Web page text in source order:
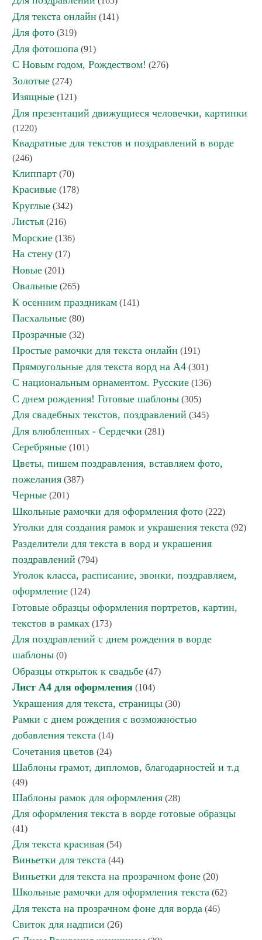
Для текста онлайн (141)
Для фото (319)
Для фотошопа (91)
С Новым годом, Рождеством! (276)
Золотые (274)
Изящные (121)
Для презентаций движущиеся человечки, картинки
(1220)
Квадратные для текстов и поздравлений в ворде
(246)
Клиппарт (70)
Красивые (178)
Круглые (342)
Листья (216)
Морские (136)
На стену (17)
Новые (201)
Овальные (265)
К осенним праздникам (141)
Пасхальные (80)
Прозрачные (32)
Простые рамочки для текста онлайн (191)
Прямоугольные для текста ворд на А4 (301)
С национальным орнаментом. Русские (136)
С днем рождения! Готовые шаблоны (305)
Для свадебных текстов, поздравлений (345)
Для влюбленных - Сердечки (281)
Серебряные (101)
Цветы, пишем поздравления, вставляем фото,
пожелания (387)
Черные (201)
Школьные рамочки для оформления фото (222)
Уголки для создания рамок и украшения текста (92)
Разделители для текста в ворд и украшения
поздравлений (794)
Уголок класса, расписание, звонки, поздравляем,
оформление (124)
Готовые образцы оформления портретов, картин,
текстов в рамках (173)
Для поздравлений с днем рождения в ворде
шаблоны (0)
Образцы открыток к свадьбе (47)
Лист А4 для оформления (104)
Украшения для текста, страницы (30)
Рамки с днем рождения с возможностью
добавления текста (14)
Сочетания цветов (24)
Шаблоны грамот, дипломов, благодарностей и т.д
(49)
Шаблоны рамок для оформления (28)
Для оформления текста в ворде готовые образцы
(41)
Для текста красивая (54)
Виньетки для текста (44)
Виньетки для текста на прозрачном фоне (20)
Школьные рамочки для оформления текста (62)
Для текста на прозрачном фоне для ворда (46)
Свиток для надписи (26)